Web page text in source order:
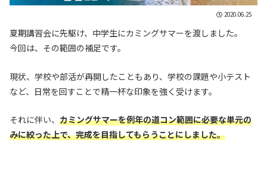
2020.06.25
夏期講習会に先駆け、中学生にカミングサマーを渡しました。
今回は、その範囲の補足です。
現状、学校や部活が再開したこともあり、学校の課題や小テスト
など、日常を回すことで精一杯な印象を強く受けます。
それに伴い、 カミングサマーを例年の道コン範囲に必要な単元の
みに絞った上で、完成を目指してもらうことにしました。